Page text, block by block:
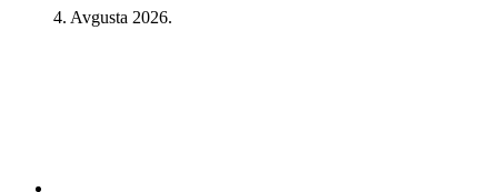
4. Avgusta 2026.